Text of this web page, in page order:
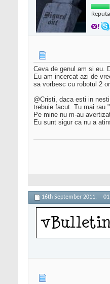
Ceva de genul am si eu.
Eu am incercat azi de
sa vorbesc cu robotul 2
@Cristi, daca esti in
trebuie facut. Tu mai rau
Pe mine nu m-au
Eu sunt sigur ca nu a
16th September 2011,